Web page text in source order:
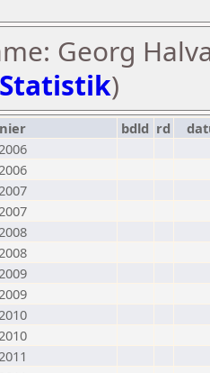
Georg
)
bdld rd